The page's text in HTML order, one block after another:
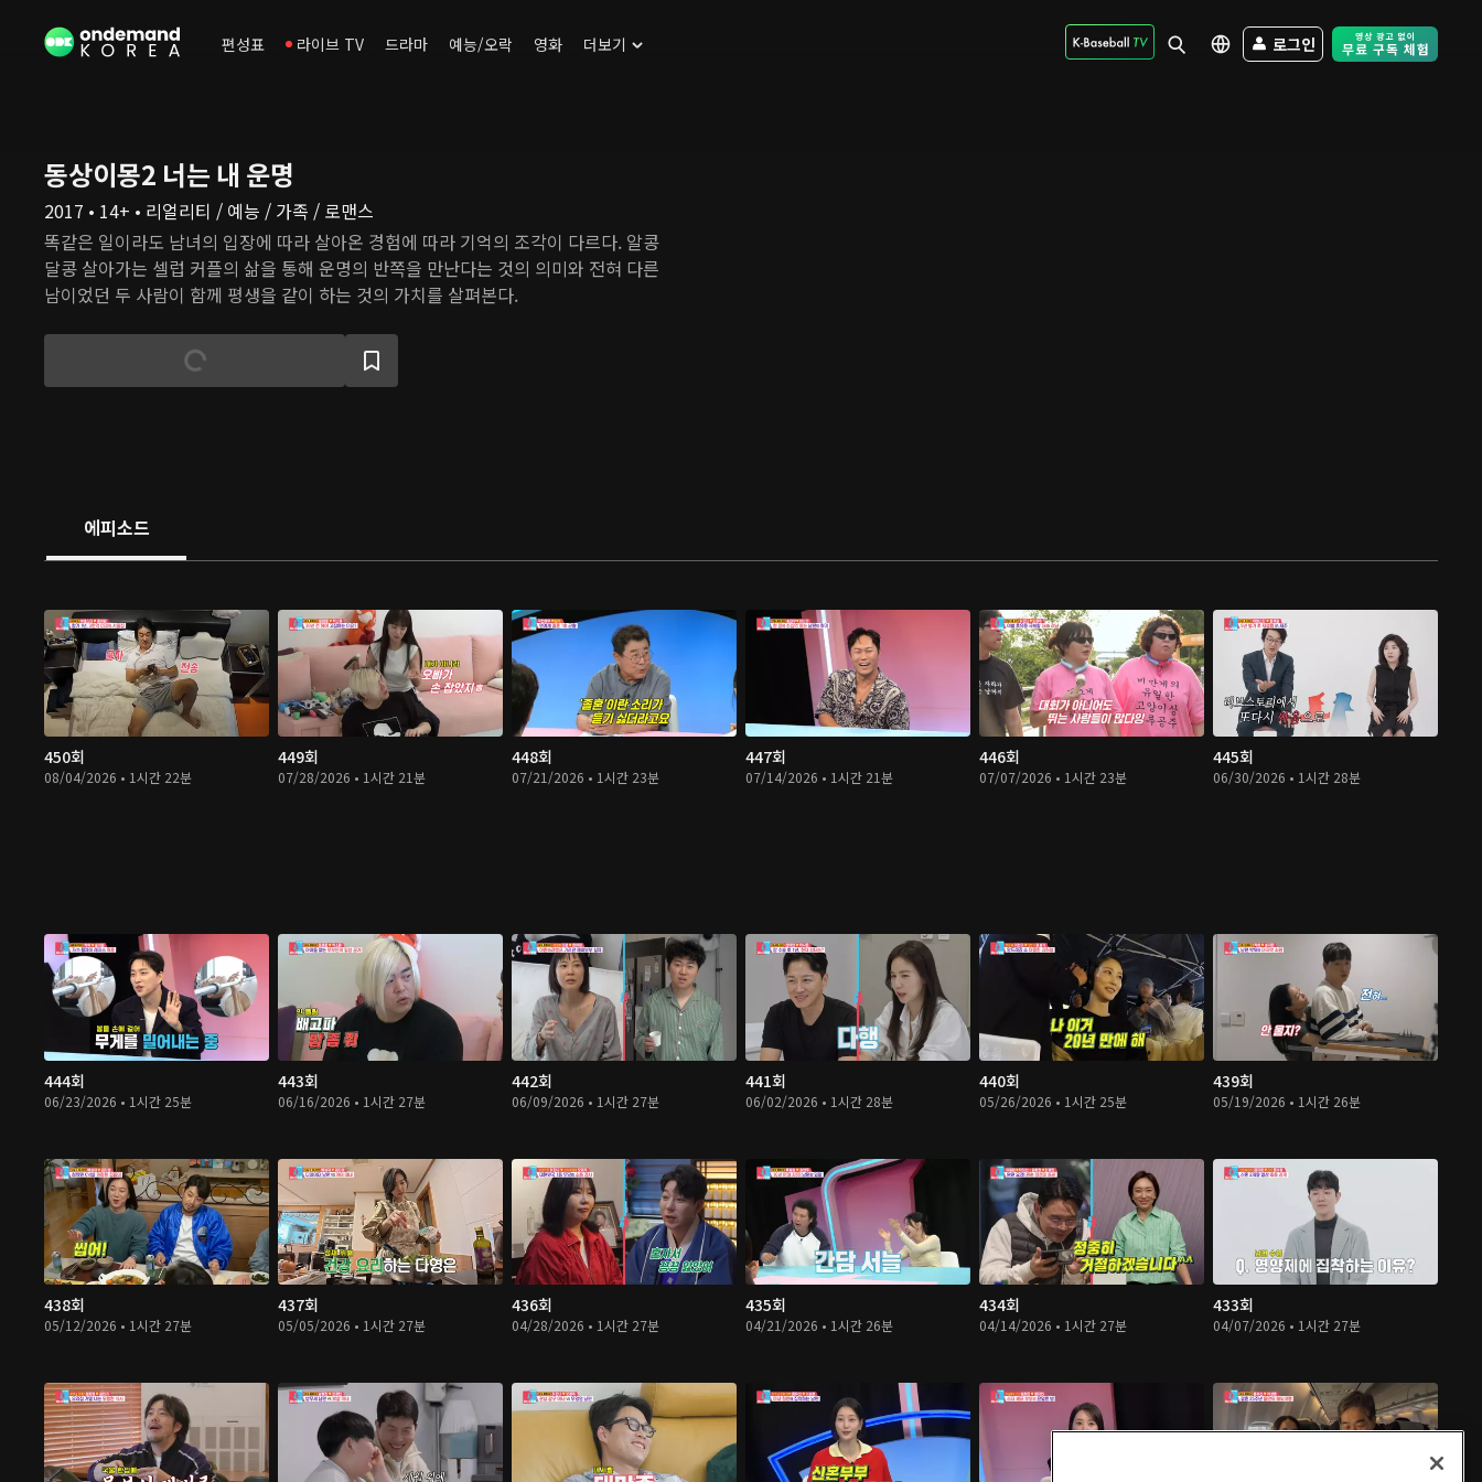
편성표 라이브 TV 드라마 예능/오락 영화 더보기 로그인 Free Trial -
동상이몽2 너는 내 운명
2017 • 14+ • 리얼리티 / 예능 / 가족 / 로맨스
똑같은 일이라도 남녀의 입장에 따라 살아온 경험에 따라 기억의 조각이 다르다. 알콩
달콩 살아가는 셀럽 커플의 삶을 통해 운명의 반쪽을 만난다는 것의 의미와 전혀 다른
남이었던 두 사람이 함께 평생을 같이 하는 것의 가치를 살펴본다.
에피소드
450회
08/04/2026 • 1시간 22분
449회
07/28/2026 • 1시간 21분
448회
07/21/2026 • 1시간 23분
447회
07/14/2026 • 1시간 21분
446회
07/07/2026 • 1시간 23분
445회
06/30/2026 • 1시간 28분
444회
06/23/2026 • 1시간 25분
443회
06/16/2026 • 1시간 27분
442회
06/09/2026 • 1시간 27분
441회
06/02/2026 • 1시간 28분
440회
05/26/2026 • 1시간 25분
439회
05/19/2026 • 1시간 26분
438회
05/12/2026 • 1시간 27분
437회
05/05/2026 • 1시간 27분
436회
04/28/2026 • 1시간 27분
435회
04/21/2026 • 1시간 26분
434회
04/14/2026 • 1시간 27분
433회
04/07/2026 • 1시간 27분